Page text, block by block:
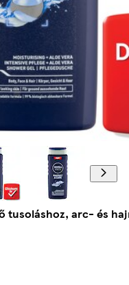
tusoláshoz, arc- és